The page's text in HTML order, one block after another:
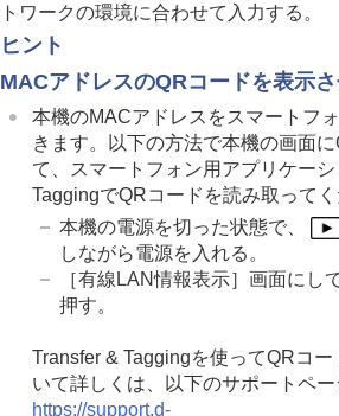
ネットワーク設定リセット
ファインダー/モニターの設定
電力設定
USB設定
外部出力設定
一般設定
パソコンでできること
クラウドサービスを利用する
故障かな？と思ったら
トワークの環境に合わせて入力する。
ヒント
MACアドレスのQRコードを表示
本機のMACアドレスをスマートフ
きます。以下の方法で本機の画面
て、スマートフォン用アプリケー
TaggingでQRコードを読み取ってく
本機の電源を切った状態で、
しながら電源を入れる。
［有線LAN情報表示］画面にし
押す。
Transfer & Taggingを使ってQRコ
いて詳しくは、以下のサポートペー
https://support.d-